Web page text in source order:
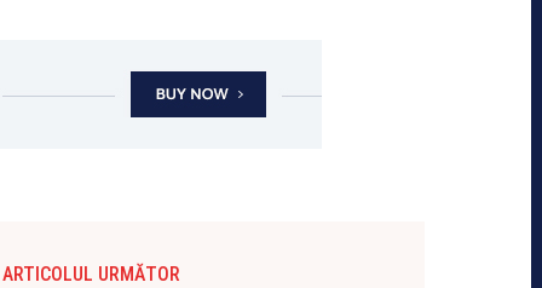
ARTICOLUL URMĂTOR